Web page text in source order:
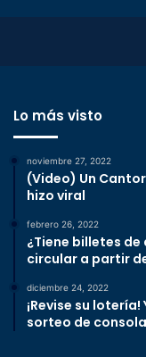
Lo más visto
noviembre 27, 2022
(Video) Un
hizo viral
febrero 26, 2022
¿Tiene billetes
circular a partir
diciembre 24, 2022
¡Revise su
sorteo de